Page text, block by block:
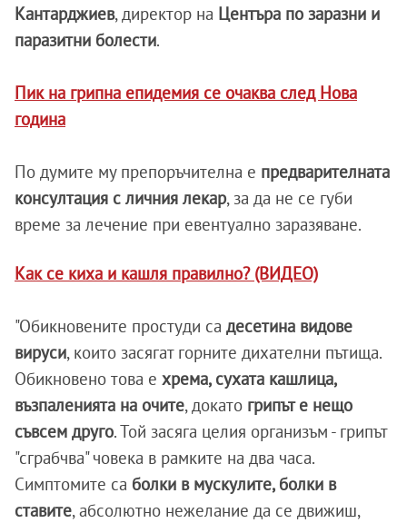
Кантарджиев, директор на Центъра по заразни и
паразитни болести.
Пик на грипна епидемия се очаква след Нова
година
По думите му препоръчителна е предварителната
консултация с личния лекар, за да не се губи
време за лечение при евентуално заразяване.
Как се киха и кашля правилно? (ВИДЕО)
"Обикновените простуди са десетина видове
вируси, които засягат горните дихателни пътища.
Обикновено това е хрема, сухата кашлица,
възпаленията на очите, докато грипът е нещо
съвсем друго. Той засяга целия организъм - грипът
"сграбчва" човека в рамките на два часа.
Симптомите са болки в мускулите, болки в
ставите, абсолютно нежелание да се движиш,